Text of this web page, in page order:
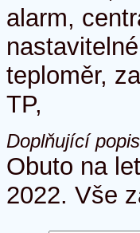
alarm,
teploměr,
TP,
Doplňující
Obuto na
2022. Vše